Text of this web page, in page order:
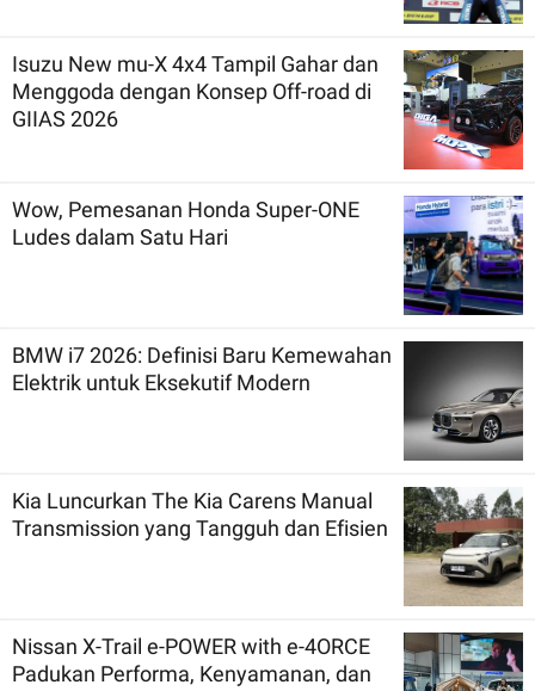
Isuzu New mu-X 4x4 Tampil Gahar dan
Menggoda dengan Konsep Off-road di
GIIAS 2026
Wow, Pemesanan Honda Super-ONE
Ludes dalam Satu Hari
BMW i7 2026: Definisi Baru Kemewahan
Elektrik untuk Eksekutif Modern
Kia Luncurkan The Kia Carens Manual
Transmission yang Tangguh dan Efisien
Nissan X-Trail e-POWER with e-4ORCE
Padukan Performa, Kenyamanan, dan